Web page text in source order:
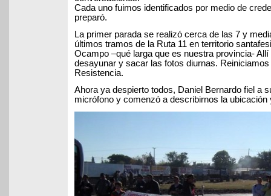
Cada uno fuimos identificados por medio de
preparó.
La primer parada se realizó cerca de las 7 y
últimos tramos de la Ruta 11 en territorio
Ocampo –qué larga que es nuestra provincia-
desayunar y sacar las fotos diurnas.
Resistencia.
Ahora ya despierto todos, Daniel Bernardo fiel a
micrófono y comenzó a describirnos la